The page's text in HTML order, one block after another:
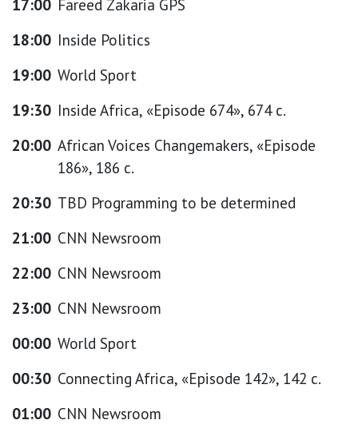
17:00 Fareed Zakaria GPS
18:00 Inside Politics
19:00 World Sport
19:30 Inside Africa, «Episode 674», 674 с.
20:00 African Voices Changemakers, «Episode
186», 186 с.
20:30 TBD Programming to be determined
21:00 CNN Newsroom
22:00 CNN Newsroom
23:00 CNN Newsroom
00:00 World Sport
00:30 Connecting Africa, «Episode 142», 142 с.
01:00 CNN Newsroom